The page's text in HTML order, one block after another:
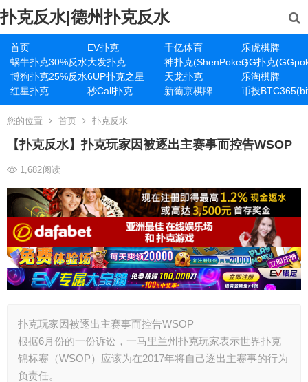
扑克反水|德州扑克反水
首页 EV扑克 千亿体育
乐虎棋牌
蜗牛扑克30%反水大发扑克 神扑克(ShenPoker)GG扑克
博狗扑克25%反水6UP扑克之星 天龙扑克
乐淘棋牌
红星扑克
秒Call扑克 新葡京棋牌 币投
您的位置 首页 扑克反水
【扑克反水】扑克玩家因被逐出主赛事而控告WSOP
1,682阅读
扑克玩家因被逐出主赛事而控告WSOP
根据6月份的一份诉讼，一马里兰州扑克玩家表示世界扑克
锦标赛（WSOP）应该为在2017年将自己逐出主赛事的行为
负责任。